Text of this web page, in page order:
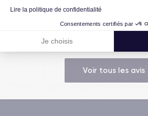
Lire la politique de confidentialité
Consentements certifiés par
Je choisis
Très bien, service impeccable, satisfait de
recommande !
Voir tous les avis